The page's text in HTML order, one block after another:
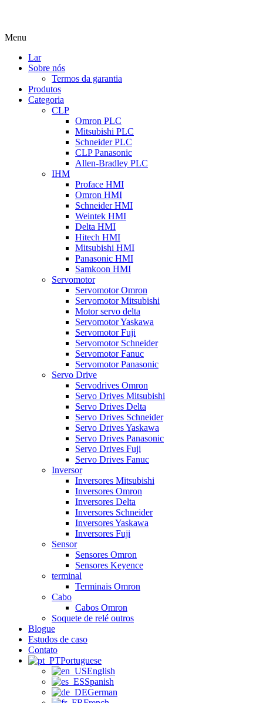
Menu
Lar
Sobre nós
Termos da garantia
Produtos
Categoria
CLP
Omron PLC
Mitsubishi PLC
Schneider PLC
CLP Panasonic
Allen-Bradley PLC
IHM
Proface HMI
Omron HMI
Schneider HMI
Weintek HMI
Delta HMI
Hitech HMI
Mitsubishi HMI
Panasonic HMI
Samkoon HMI
Servomotor
Servomotor Omron
Servomotor Mitsubishi
Motor servo delta
Servomotor Yaskawa
Servomotor Fuji
Servomotor Schneider
Servomotor Fanuc
Servomotor Panasonic
Servo Drive
Servodrives Omron
Servo Drives Mitsubishi
Servo Drives Delta
Servo Drives Schneider
Servo Drives Yaskawa
Servo Drives Panasonic
Servo Drives Fuji
Servo Drives Fanuc
Inversor
Inversores Mitsubishi
Inversores Omron
Inversores Delta
Inversores Schneider
Inversores Yaskawa
Inversores Fuji
Sensor
Sensores Omron
Sensores Keyence
terminal
Terminais Omron
Cabo
Cabos Omron
Soquete de relé outros
Blogue
Estudos de caso
Contato
Portuguese
English
Spanish
German